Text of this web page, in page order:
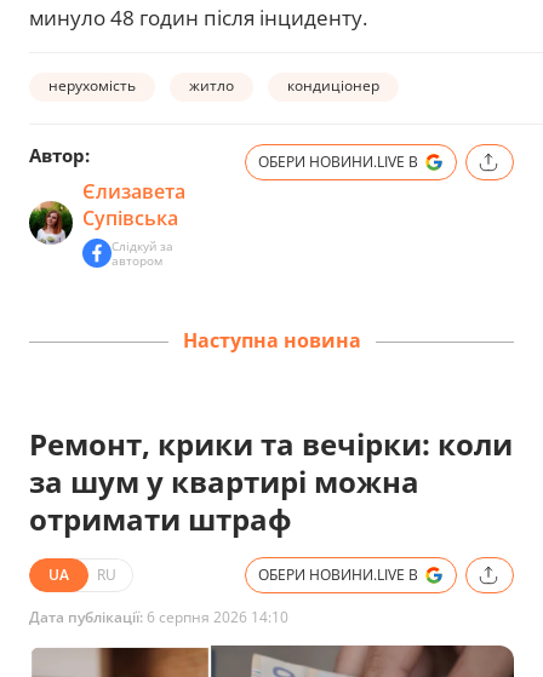
минуло 48 годин після інциденту.
нерухомість житло кондиціонер
Автор:
Єлизавета
Супівська
Слідкуй за
автором
ОБЕРИ НОВИНИ.LIVE В
Наступна новина
Ремонт, крики та вечірки: коли
за шум у квартирі можна
отримати штраф
UA RU ОБЕРИ НОВИНИ.LIVE В
Дата публікації: 6 серпня 2026 14:10